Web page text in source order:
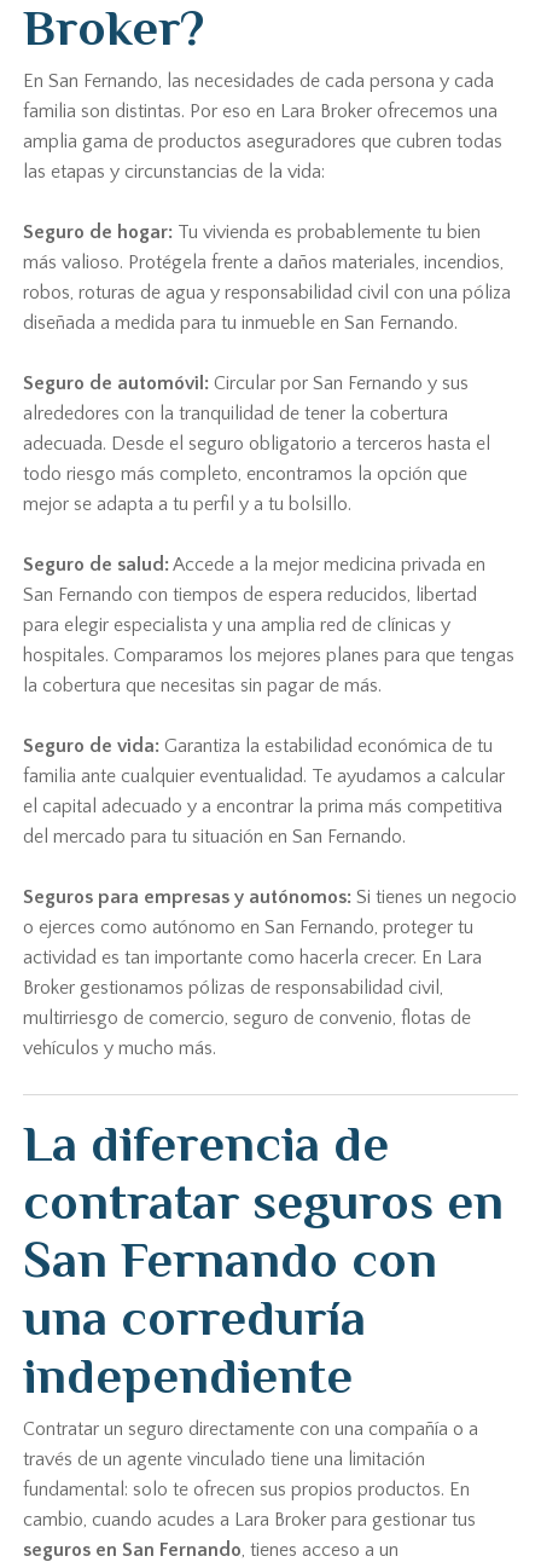
Broker?
En San Fernando, las necesidades de cada persona y cada
familia son distintas. Por eso en Lara Broker ofrecemos una
amplia gama de productos aseguradores que cubren todas
las etapas y circunstancias de la vida:
Seguro de hogar: Tu vivienda es probablemente tu bien
más valioso. Protégela frente a daños materiales, incendios,
robos, roturas de agua y responsabilidad civil con una póliza
diseñada a medida para tu inmueble en San Fernando.
Seguro de automóvil: Circular por San Fernando y sus
alrededores con la tranquilidad de tener la cobertura
adecuada. Desde el seguro obligatorio a terceros hasta el
todo riesgo más completo, encontramos la opción que
mejor se adapta a tu perfil y a tu bolsillo.
Seguro de salud:Accede a la mejor medicina privada en
San Fernando con tiempos de espera reducidos, libertad
para elegir especialista y una amplia red de clínicas y
hospitales. Comparamos los mejores planes para que tengas
la cobertura que necesitas sin pagar de más.
Seguro de vida: Garantiza la estabilidad económica de tu
familia ante cualquier eventualidad. Te ayudamos a calcular
el capital adecuado y a encontrar la prima más competitiva
del mercado para tu situación en San Fernando.
Seguros para empresas y autónomos: Si tienes un negocio
o ejerces como autónomo en San Fernando, proteger tu
actividad es tan importante como hacerla crecer. En Lara
Broker gestionamos pólizas de responsabilidad civil,
multirriesgo de comercio, seguro de convenio, flotas de
vehículos y mucho más.
La diferencia de
contratar seguros en
San Fernando con
una correduría
independiente
Contratar un seguro directamente con una compañía o a
través de un agente vinculado tiene una limitación
fundamental: solo te ofrecen sus propios productos. En
cambio, cuando acudes a Lara Broker para gestionar tus
seguros en San Fernando, tienes acceso a un